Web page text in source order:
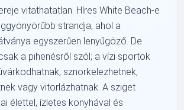
vitathatatlan. Híres White Beach-e
strandja, ahol a
egyszerűen lenyűgöző. De
a pihenésről szól; a vízi sportok
sznorkelezhetnek,
vagy vitorlázhatnak. A sziget
élettel, ízletes konyhával és